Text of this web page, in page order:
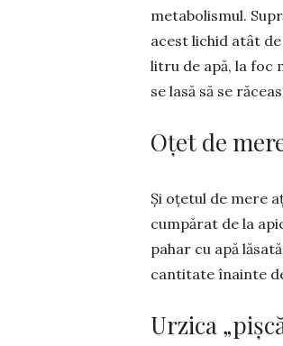
metabolismul.
acest lichid atât
litru de apă, la foc
se lasă să se
Oțet de
Și oțetul de mere
cumpărat de la
pahar cu apă
cantitate înainte
Urzica